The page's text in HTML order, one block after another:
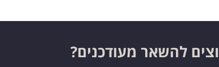
להשאר מעודכנים?